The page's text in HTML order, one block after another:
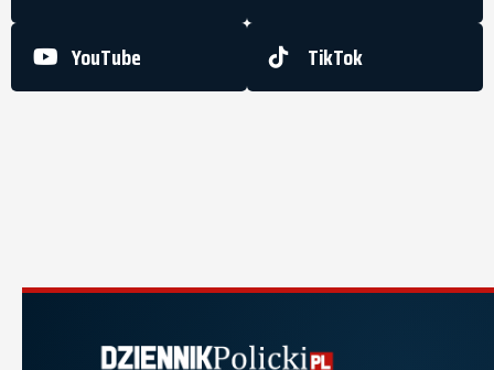
YouTube
TikTok